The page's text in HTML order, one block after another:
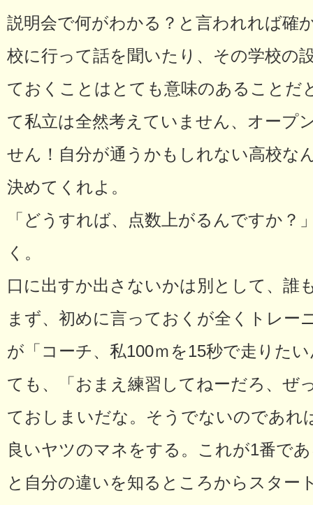
説明会で何がわかる？と言われれば確
校に行って話を聞いたり、その学校の
ておくことはとても意味のあることだ
て私立は全然考えていません、オープ
せん！自分が通うかもしれない高校な
決めてくれよ。
「どうすれば、点数上がるんですか？
く。
口に出すか出さないかは別として、誰
まず、初めに言っておくが全くトレー
が「コーチ、私100ｍを15秒で走りた
ても、「おまえ練習してねーだろ、ぜ
ておしまいだな。そうでないのであれ
良いヤツのマネをする。これが1番で
と自分の違いを知るところからスター